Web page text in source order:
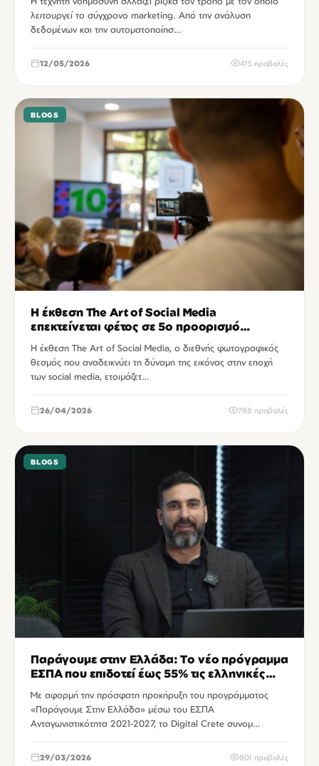
λειτουργεί το σύγχρονο marketing. Από την ανάλυση
δεδομένων και την αυτοματοποίησ…
12/05/2026 415 προβολές
BLOGS
Η έκθεση The Art of Social Media
επεκτείνεται φέτος σε 5ο προορισμό
έκπληξη
Η έκθεση The Art of Social Media, ο διεθνής φωτογραφικός
θεσμός που αναδεικνύει τη δύναμη της εικόνας στην εποχή
των social media, ετοιμάζετ…
26/04/2026 788 προβολές
BLOGS
Παράγουμε στην Ελλάδα: Το νέο πρόγραμμα
ΕΣΠΑ που επιδοτεί έως 55% τις ελληνικές
μεταποιητικές επιχειρήσεις
Με αφορμή την πρόσφατη προκήρυξη του προγράμματος
«Παράγουμε Στην Ελλάδα» μέσω του ΕΣΠΑ
Ανταγωνιστικότητα 2021-2027, το Digital Crete συνομ…
29/03/2026 801 προβολές